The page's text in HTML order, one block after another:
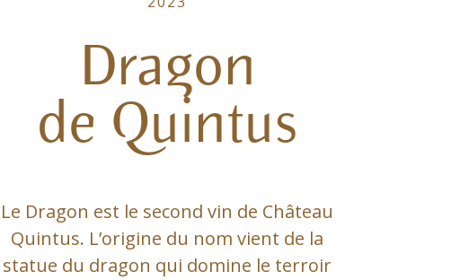
Dragon
de Quintus
Le Dragon est le second vin de Château
Quintus. L’origine du nom vient de la
statue du dragon qui domine le terroir